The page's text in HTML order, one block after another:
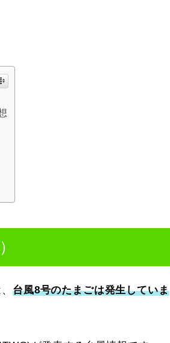
台風8号のたまごは発生していま